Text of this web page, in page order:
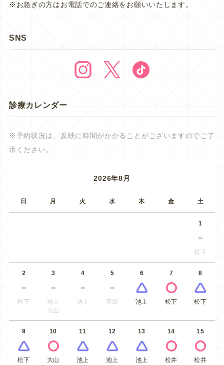
※お急ぎの方はお電話でのご連絡をお願いいたします。
SNS
診療カレンダー
※予約状況は、反映に時間がかかることがございますのでご了
承ください。
2026年8月
日 月 火 水 木 金 土
1
松下
2
松下
3
池上
大山
4
池上
5
河辺
6
池上
7
松下
8
松下
9
松下
10
大山
11
池上
12
池上
13
池上
14
松井
15
松井